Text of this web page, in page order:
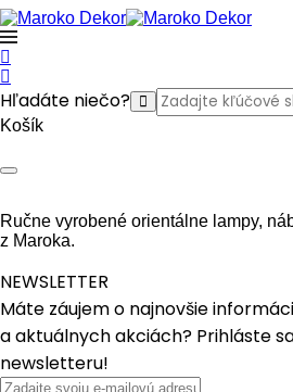
Hľadáte niečo?
Košík
Ručne vyrobené orientálne lampy,
z Maroka.
NEWSLETTER
Máte záujem o najnovšie
a aktuálnych akciách? Prihláste
newsletteru!